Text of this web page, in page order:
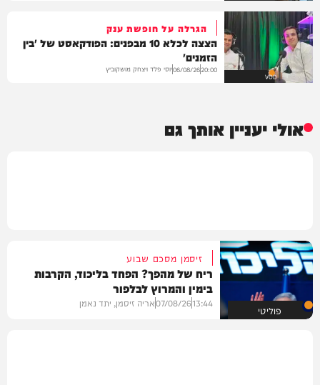
VOD
הגרלה על חופשת ענק
הצצה לכלא 10 מבפנים: הפודקאסט של 'בין
הזמנים'
20:00
06/08/26יוסי פלד ויצחק מושקוביץ
אולי יעניין אותך גם
פוליטי
זיסמן מסכם שבוע
ריח של מהפך? הפחד בליכוד, הקרבות
בימין והמרוץ לבלפור
13:44
07/08/26אריה זיסמן, יתד נאמן